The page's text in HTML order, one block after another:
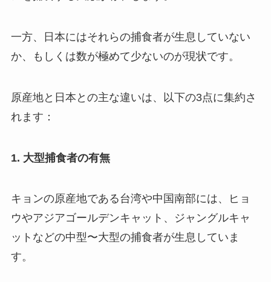
一方、日本にはそれらの捕食者が生息していない
か、もしくは数が極めて少ないのが現状です。
原産地と日本との主な違いは、以下の3点に集約さ
れます：
1. 大型捕食者の有無
キョンの原産地である台湾や中国南部には、ヒョ
ウやアジアゴールデンキャット、ジャングルキャ
ットなどの中型〜大型の捕食者が生息していま
す。